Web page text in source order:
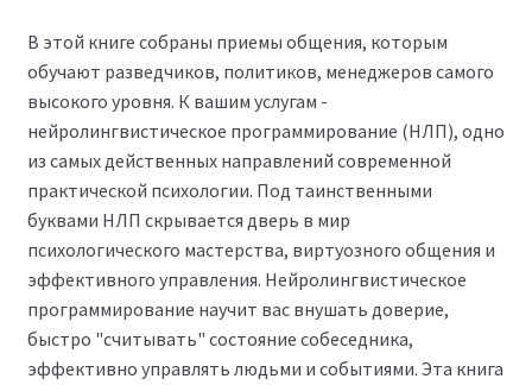
В этой книге собраны приемы общения, которым
обучают разведчиков, политиков, менеджеров самого
высокого уровня. К вашим услугам -
нейролингвистическое программирование (НЛП), одно
из самых действенных направлений современной
практической психологии. Под таинственными
буквами НЛП скрывается дверь в мир
психологического мастерства, виртуозного общения и
эффективного управления. Нейролингвистическое
программирование научит вас внушать доверие,
быстро "считывать" состояние собеседника,
эффективно управлять людьми и событиями. Эта книга